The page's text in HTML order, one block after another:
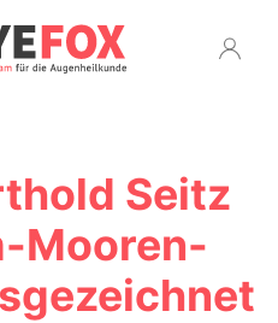
Seitz
Mooren-